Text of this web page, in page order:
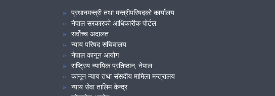
प्रधानमन्त्री तथा मन्त्रीपरिषदको कार्यालय
नेपाल सरकारको आधिकारीक पोर्टल
सर्वोच्च अदालत
न्याय परिषद सचिवालय
नेपाल कानून आयोग
राष्ट्रिय न्यायिक प्रतिष्ठान, नेपाल
कानून न्याय तथा संसदीय मामिला मन्त्रालय
न्याय सेवा तालिम केन्द्र